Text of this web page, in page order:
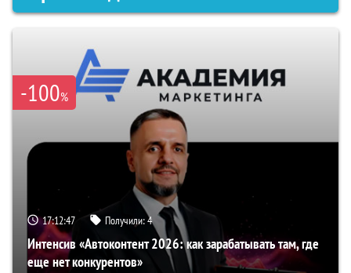
-100%
17:12:45 Получили:4
Интенсив «Автоконтент 2026: как зарабатывать там, где
еще нет конкурентов»